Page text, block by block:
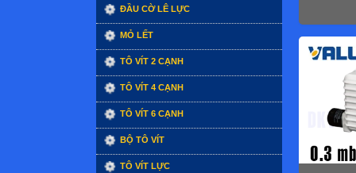
ĐẦU CỜ LÊ LỰC
MỎ LẾT
TÔ VÍT 2 CẠNH
TÔ VÍT 4 CẠNH
TÔ VÍT 6 CẠNH
BỘ TÔ VÍT
TÔ VÍT LỰC